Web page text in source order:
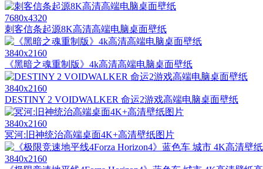
7680x4320
刺客信条起源8K高清高端电脑桌面壁纸
3840x2160
《黑暗之魂重制版》4k高清高端电脑桌面壁纸
3840x2160
DESTINY 2 VOIDWALKER 命运2游戏高端电脑桌面壁纸
3840x2160
冥河:旧神统治高端桌面4K+高清壁纸图片
3840x2160